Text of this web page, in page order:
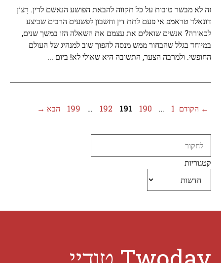
זה לא מבשר טובות על כל תקווה להבאת הפושע הנאשם לדין. רָצוֹן
דונאלד טראמפ אי פעם לתת דין וחשבון לפשעים הרבים שביצע
לכאורה? אנשים שואלים את עצמם את השאלה הזו במשך שנים,
במיוחד בגלל שהבחור ממש מנסה להפוך שוב למנהיג של העולם
החופשי. ולמרבה הצער, התשובה היא שאולי לא! ביום ...
← הקודם עמוד1
… עמוד
190 עמוד
191 עמוד
192
… עמוד
199 הבא →
קטגוריות